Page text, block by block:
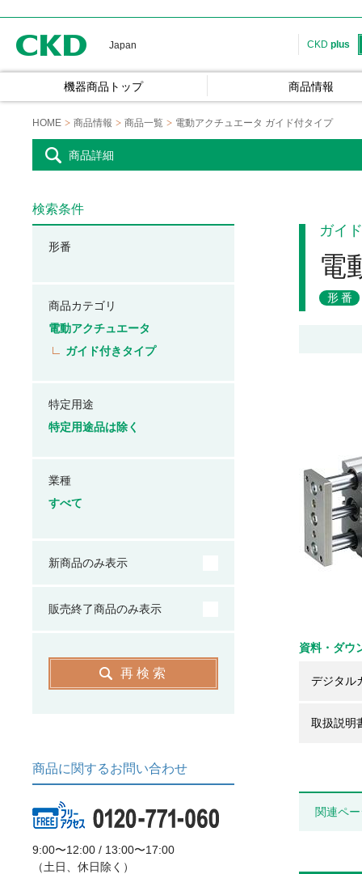
Japan CKD plus
機器商品トップ 商品情報
HOME 商品情報 商品一覧 電動アクチュエータ ガイド付タイプ
商品詳細
ガイ
電
形番
資料・ダウ
デジタル
取扱説明
関連ペ
検索条件
形番
商品カテゴリ
電動アクチュエータ
ガイド付きタイプ
特定用途
特定用途品は除く
業種
すべて
新商品のみ表示
販売終了商品のみ表示
再検索
商品に関するお問い合わせ
9:00〜12:00 / 13:00〜17:00
（土日、休日除く）